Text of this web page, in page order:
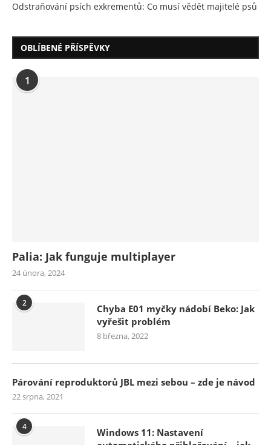
Odstraňování psích exkrementů: Co musí vědět majitelé psů
OBLÍBENÉ PŘÍSPĚVKY
1
Palia: Jak funguje multiplayer
24 února, 2024
2
Chyba E01 myčky nádobí Beko: Jak
vyřešit problém
8 března, 2022
Párování reproduktorů JBL mezi sebou – zde je návod
22 srpna, 2021
4
Windows 11: Nastavení